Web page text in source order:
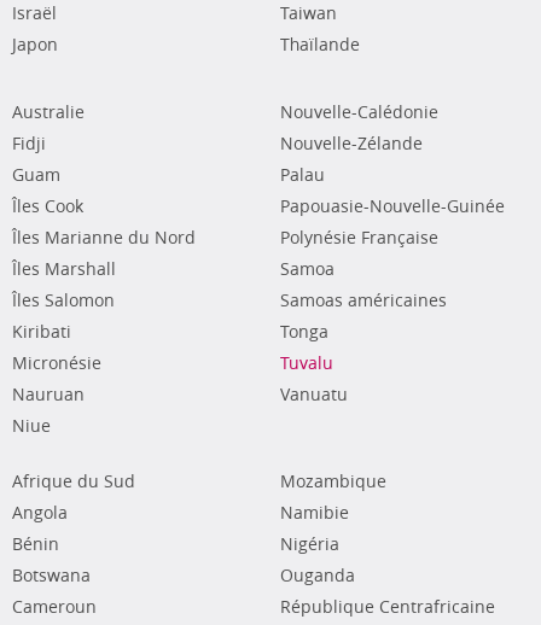
Israël
Japon
Taiwan
Thaïlande
Australie
Fidji
Guam
Îles Cook
Îles Marianne du Nord
Îles Marshall
Îles Salomon
Kiribati
Micronésie
Nauruan
Niue
Nouvelle-Calédonie
Nouvelle-Zélande
Palau
Papouasie-Nouvelle-Guinée
Polynésie Française
Samoa
Samoas américaines
Tonga
Tuvalu
Vanuatu
Afrique du Sud
Angola
Bénin
Botswana
Cameroun
Mozambique
Namibie
Nigéria
Ouganda
République Centrafricaine